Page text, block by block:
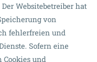
Websitebetreiber hat
von
fehlerfreien und
Sofern eine
und